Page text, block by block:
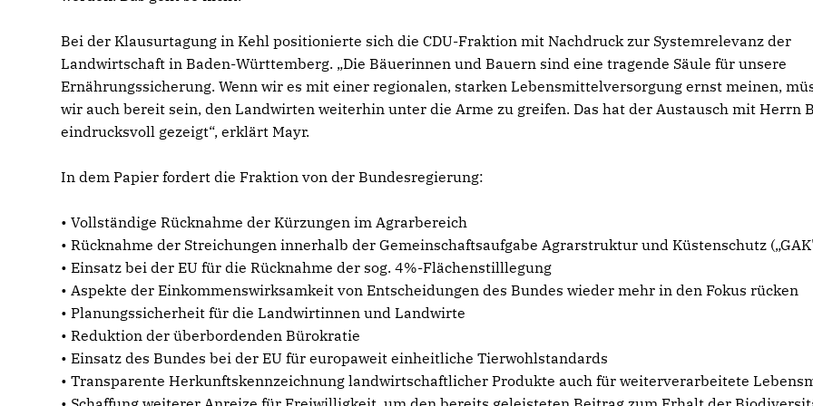
Bei der Klausurtagung in Kehl positionierte sich die CDU-Fraktion mit Nachdruck zur Systemrelevanz der
Landwirtschaft in Baden-Württemberg. „Die Bäuerinnen und Bauern sind eine tragende Säule für unsere
Ernährungssicherung. Wenn wir es mit einer regionalen, starken Lebensmittelversorgung ernst meinen,
wir auch bereit sein, den Landwirten weiterhin unter die Arme zu greifen. Das hat der Austausch mit Herrn
eindrucksvoll gezeigt“, erklärt Mayr.
In dem Papier fordert die Fraktion von der Bundesregierung:
• Vollständige Rücknahme der Kürzungen im Agrarbereich
• Rücknahme der Streichungen innerhalb der Gemeinschaftsaufgabe Agrarstruktur und Küstenschutz
• Einsatz bei der EU für die Rücknahme der sog. 4%-Flächenstilllegung
• Aspekte der Einkommenswirksamkeit von Entscheidungen des Bundes wieder mehr in den Fokus rücken
• Planungssicherheit für die Landwirtinnen und Landwirte
• Reduktion der überbordenden Bürokratie
• Einsatz des Bundes bei der EU für europaweit einheitliche Tierwohlstandards
• Transparente Herkunftskennzeichnung landwirtschaftlicher Produkte auch für weiterverarbeitete